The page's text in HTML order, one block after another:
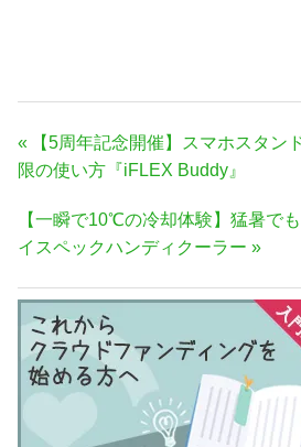
投
稿
ビ
ゲ
ー
シ
ョ
ン
前
の
事:
【5周年記念開催】スマホスタン
限の使い方『iFLEX Buddy』
次
の
事:
【一瞬で10℃の冷却体験】猛暑で
イスペックハンディクーラー